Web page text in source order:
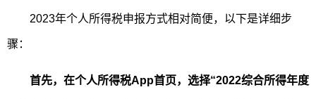
2023年个人所得税申报方式相对简便，以下是详细步
骤：
首先，在个人所得税App首页，选择“2022综合所得年度